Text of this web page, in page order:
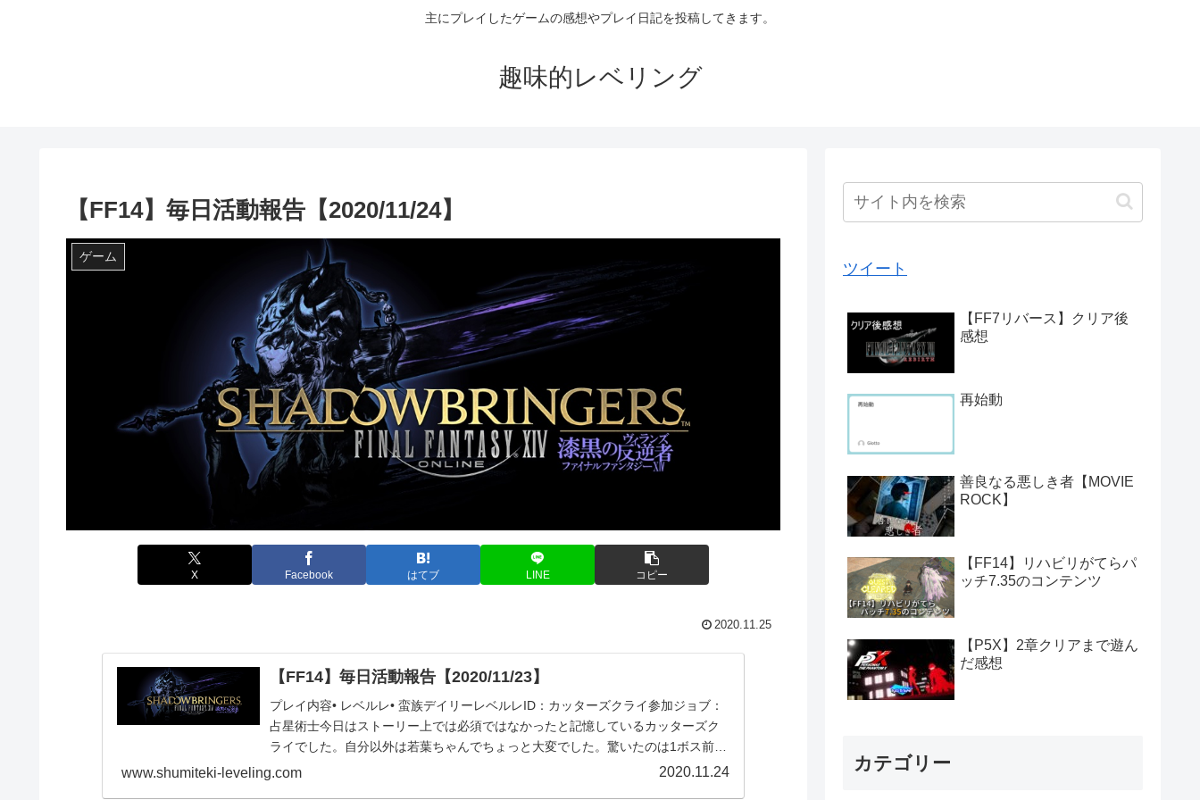
主にプレイしたゲームの感想やプレイ日記を投稿してきます。
趣味的レベリング
【FF14】毎日活動報告【2020/11/24】
ゲーム
X Facebook はてブ LINE コピー
2020.11.25
【FF14】毎日活動報告【2020/11/23】
プレイ内容• レベルレ• 蛮族デイリーレベルレID：カッターズクライ参加ジョブ：
占星術士今日はストーリー上では必須ではなかったと記憶しているカッターズク
ライでした。自分以外は若葉ちゃんでちょっと大変でした。驚いたのは1ボス前の
ボムの自爆を誰...
www.shumiteki-leveling.com 2020.11.24
ツイート
【FF7リバース】クリア後
感想
再始動
善良なる悪しき者【MOVIE
ROCK】
【FF14】リハビリがてらパ
ッチ7.35のコンテンツ
【P5X】2章クリアまで遊ん
だ感想
カテゴリー